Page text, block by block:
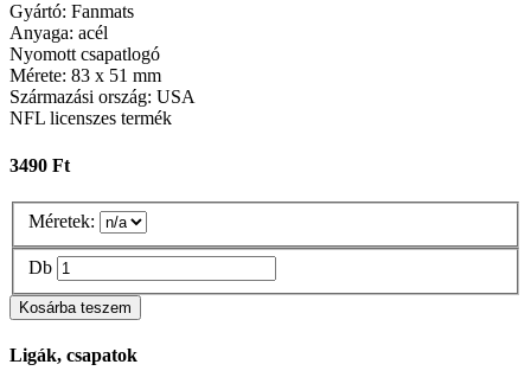
Gyártó: Fanmats
Anyaga: acél
Nyomott csapatlogó
Mérete: 83 x 51 mm
Származási ország: USA
NFL licenszes termék
3490 Ft
Méretek:
Db
Ligák, csapatok